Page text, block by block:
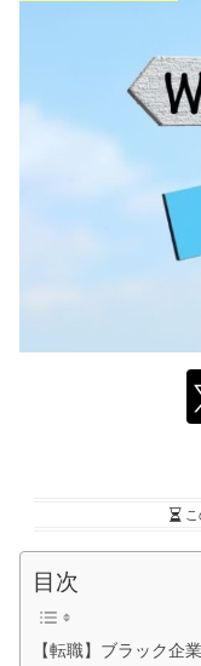
目次
【転職】ブラック企